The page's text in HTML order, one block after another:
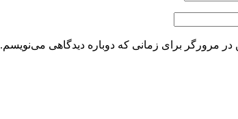
در مرورگر برای زمانی که دوباره دیدگاهی می‌نویسم.